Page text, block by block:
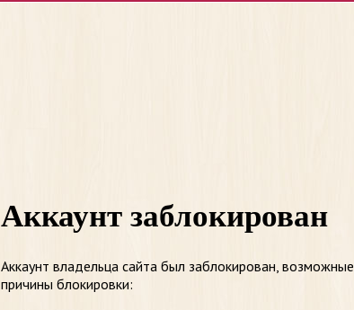
Аккаунт заблокирован
Аккаунт владельца сайта был заблокирован, возможные
причины блокировки: